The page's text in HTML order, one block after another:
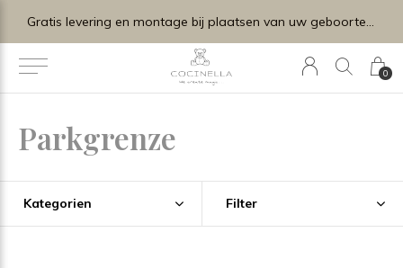
0
Gratis levering en montage bij plaatsen van uw geboortelijstje.
Parkgrenze
Kategorien Filter